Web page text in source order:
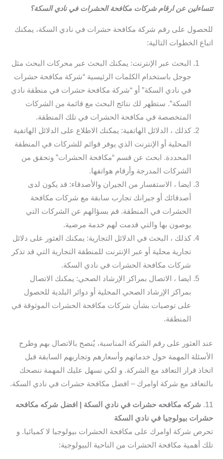
تتساءلين عن ارقام شركات مكافحة الحشرات في نادي السكة؟
للحصول على رقم شركة مكافحة حشرات في نادي السكة، يمكنك
اتباع الخطوات التالية:
البحث عبر الإنترنت: يمكنك البحث عبر محركات البحث مثل
جوجل باستخدام الكلمات الرئيسية “شركة مكافحة حشرات
في نادي السكة” أو “شركة مكافحة حشرات في منطقة نادي
السكة”. ستظهر لك نتائج البحث مع قائمة من الشركات
المتخصصة في مكافحة الحشرات في تلك المنطقة.
كذلك ، الدلائل الهاتفية: يمكنك الاطلاع على الدلائل الهاتفية
المحلية أو الإنترنت الذي يوفر قوائم للشركات في المنطقة
المحددة. ابحث عن قسم “مكافحة الحشرات” وتحقق من
الشركات المدرجة وأرقام هواتفها.
ايضا ، الاستفسار من الجيران والأصدقاء: قد يكون لدى
أصدقائك أو جيرانك تجارب سابقة مع شركات مكافحة
الحشرات في المنطقة. قم بسؤالهم عن الشركات التي
يوصون بها والتي قدمت لهم خدمة مرضية.
كذلك ، البحث في الدلائل التجارية: يمكنك العثور على دلائل
تجارية محلية أو عبر الإنترنت للمنطقة التجارية التي قد تذكر
شركات مكافحة الحشرات في نادي السكة.
ايضا ، الاتصال بمراكز الإرشاد الصحي: يمكنك الاتصال
بمراكز الإرشاد الصحي المحلية أو دوائر البلدية للحصول
على توصيات بشأن شركات مكافحة الحشرات الموثوقة في
المنطقة.
عند العثور على رقم الشركة المناسبة، يُنصح بالاتصال بهم وطرح
الأسئلة المهمة حول خدماتهم وأسعارهم وتجاربهم السابقة قبل
اتخاذ قرار التعاقد مع الشركة. و لكي نسهل عليك المهمة ننصحك
بالتعاقد مع شركة اوامرك – افضل مكافحة حشرات في نادي السكة.
11.
شركه مكافحه حشرات في نادي السكة | افضل شركه مكافحه
حشرات بيولوجيا في نادي السكة
تحرص شركة اوامرك على مكافحة الحشرات بيولوجيا لا كميائيا. و
تلك أهمية مكافحة الحشرات من الناحية البيولوجية: